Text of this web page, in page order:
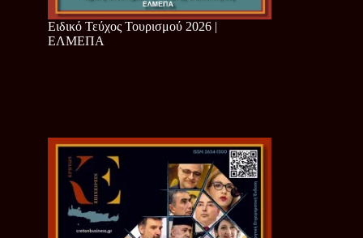
Ειδικό Τεύχος Τουρισμού 2026 |
ΕΛΜΕΠΑ